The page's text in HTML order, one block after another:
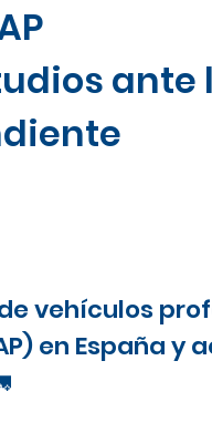
vehículos
en España y